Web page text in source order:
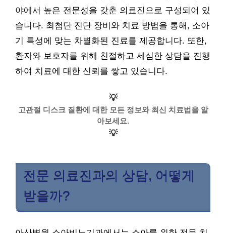
야에서 높은 전문성을 갖춘 의료진으로 구성되어 있
습니다. 최첨단 진단 장비와 치료 방법을 통해, 소아
기 특성에 맞는 차별화된 진료를 제공합니다. 또한,
환자와 보호자를 위해 친절하고 세심한 상담을 진행
하여 치료에 대한 신뢰를 쌓고 있습니다.
💡
고관절 디스크 질환에 대한 모든 정보와 최신 치료법을 알
아보세요.
💡
전문 의료진과의 상담, 어떻게
받을까?